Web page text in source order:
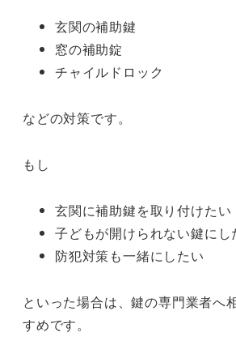
玄関の補助鍵
窓の補助錠
チャイルドロック
などの対策です。
もし
玄関に補助鍵を取り付けたい
子どもが開けられない鍵にし
防犯対策も一緒にしたい
といった場合は、鍵の専門業者へ
すめです。